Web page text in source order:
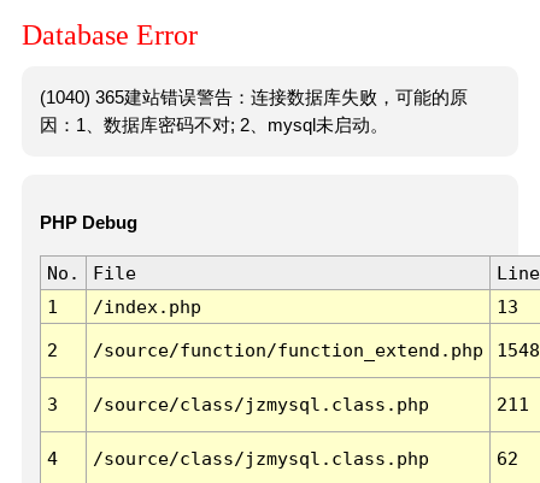
Database Error
(1040) 365建站错误警告：连接数据库失败，可能的原
因：1、数据库密码不对; 2、mysql未启动。
PHP Debug
No. File
Line
1
/index.php 13
2 /source/function/function_extend.php 1548
3 /source/class/jzmysql.class.php 211
4 /source/class/jzmysql.class.php 62